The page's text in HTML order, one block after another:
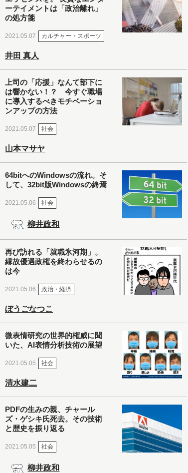
ーテイメントは「政治離れ」
の処方箋
2021.05.07 カルチャー・スポーツ
井田 真人
上司の「応援」なんて部下に
は響かない！？ 今すぐ職場
に導入するべきモチベーショ
ンアップの方法
2021.05.07 社会
山本マサヤ
64bitへのWindowsの流れ。そ
して、32bit版Windowsの終焉
2021.05.06 社会
柳井政和
再び訪れる「就職氷河期」。
縁故優遇政権を終わらせるの
は今
2021.05.06 政治・経済
ぼうごなつこ
微表情研究の世界的権威に聞
いた、AI表情分析技術の展望
2021.05.05 社会
清水建二
PDFの生みの親、チャール
ズ・ゲシキ氏死去。その技術
と歴史を振り返る
2021.05.05 社会
柳井政和